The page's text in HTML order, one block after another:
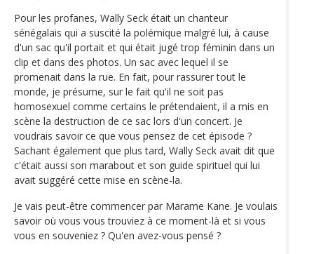
Pour les profanes, Wally Seck était un chanteur
sénégalais qui a suscité la polémique malgré lui, à cause
d'un sac qu'il portait et qui était jugé trop féminin dans un
clip et dans des photos. Un sac avec lequel il se
promenait dans la rue. En fait, pour rassurer tout le
monde, je présume, sur le fait qu'il ne soit pas
homosexuel comme certains le prétendaient, il a mis en
scène la destruction de ce sac lors d'un concert. Je
voudrais savoir ce que vous pensez de cet épisode ?
Sachant également que plus tard, Wally Seck avait dit que
c'était aussi son marabout et son guide spirituel qui lui
avait suggéré cette mise en scène-la.
Je vais peut-être commencer par Marame Kane. Je voulais
savoir où vous vous trouviez à ce moment-là et si vous
vous en souveniez ? Qu'en avez-vous pensé ?